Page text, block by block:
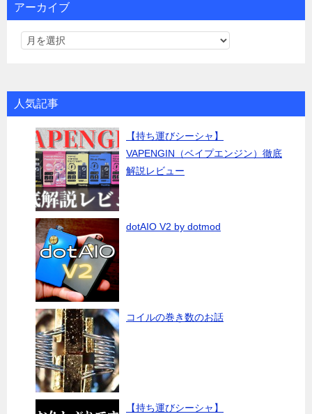
アーカイブ
人気記事
【持ち運びシーシャ】
VAPENGIN（ベイプエンジン）徹底
解説レビュー
dotAIO V2 by dotmod
コイルの巻き数のお話
【持ち運びシーシャ】